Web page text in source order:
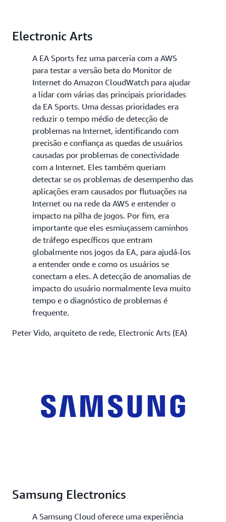
Electronic Arts
A EA Sports fez uma parceria com a AWS
para testar a versão beta do Monitor de
Internet do Amazon CloudWatch para ajudar
a lidar com várias das principais prioridades
da EA Sports. Uma dessas prioridades era
reduzir o tempo médio de detecção de
problemas na Internet, identificando com
precisão e confiança as quedas de usuários
causadas por problemas de conectividade
com a Internet. Eles também queriam
detectar se os problemas de desempenho das
aplicações eram causados por flutuações na
Internet ou na rede da AWS e entender o
impacto na pilha de jogos. Por fim, era
importante que eles esmiuçassem caminhos
de tráfego específicos que entram
globalmente nos jogos da EA, para ajudá-los
a entender onde e como os usuários se
conectam a eles. A detecção de anomalias de
impacto do usuário normalmente leva muito
tempo e o diagnóstico de problemas é
frequente.
Peter Vido, arquiteto de rede, Electronic Arts (EA)
Samsung Electronics
A Samsung Cloud oferece uma experiência